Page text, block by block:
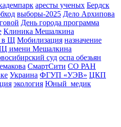
аресты ученых Бердск
выборы-2025 Дело Архипова
День города программа
Клиника Мешалкина
в Щ Мобилизация назначение
имени Мешалкина
суд оспа обезьян
СмартСити СО РАН
Украина ФГУП «УЭВ» ЦКП
экология Юный_медик